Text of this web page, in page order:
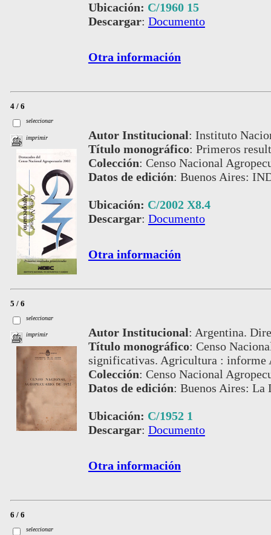
Ubicación: C/1960 15
Descargar: Documento
Otra información
4 / 6
seleccionar
imprimir Autor Institucional: Instituto
Título monográfico: Primeros
Colección: Censo Nacional
Datos de edición: Buenos Aires:
Ubicación: C/2002 X8.4
Descargar: Documento
Otra información
5 / 6
seleccionar
imprimir Autor Institucional: Argentina.
Título monográfico: Censo
significativas. Agricultura : informe
Colección: Censo Nacional
Datos de edición: Buenos Aires: La
Ubicación: C/1952 1
Descargar: Documento
Otra información
6 / 6
seleccionar